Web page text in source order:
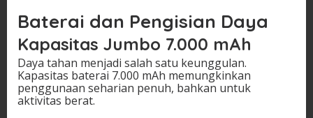
Baterai dan Pengisian Daya
Kapasitas Jumbo 7.000 mAh
Daya tahan menjadi salah satu keunggulan.
Kapasitas baterai 7.000 mAh memungkinkan
penggunaan seharian penuh, bahkan untuk
aktivitas berat.